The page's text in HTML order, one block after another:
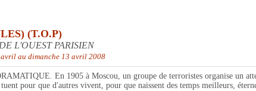
(T.O.P)
L'OUEST PARISIEN
avril au dimanche 13 avril 2008
En 1905 à Moscou, un groupe de terroristes organise un
pour que d'autres vivent, pour que naissent des temps meilleurs,